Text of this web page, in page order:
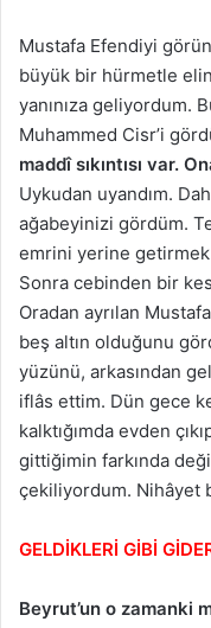
Mustafa Efendiyi
büyük bir hürmetle
yanınıza geliyordum.
Muhammed Cisr’i
maddî sıkıntısı var.
Uykudan uyandım.
ağabeyinizi gördüm.
emrini yerine
Sonra cebinden bir
Oradan ayrılan
beş altın olduğunu
yüzünü, arkasından
iflâs ettim. Dün gece
kalktığımda evden
gittiğimin farkında
çekiliyordum. Nihâyet
GELDİKLERİ GİBİ
Beyrut’un o zamanki